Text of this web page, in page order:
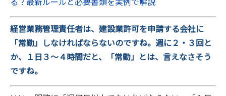
経営業務管理責任者は、建設業許可を申請する会社に
「常勤」しなければならないのですね。週に２・３回と
か、１日３～４時間だと、「常勤」とは、言えなさそう
ですね。